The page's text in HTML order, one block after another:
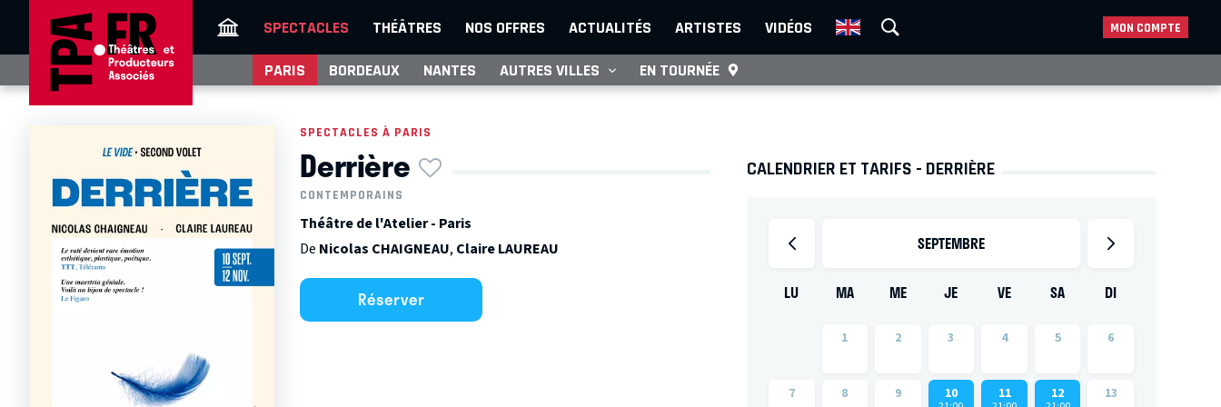
SPECTACLES THÉÂTRES NOS OFFRES ACTUALITÉS ARTISTES VIDÉOS MON COMPTE
PARIS BORDEAUX NANTES AUTRES VILLES EN TOURNÉE
SPECTACLES À PARIS
Derrière
CONTEMPORAINS
Théâtre de l'Atelier - Paris
De Nicolas CHAIGNEAU, Claire LAUREAU
Réserver
CALENDRIER ET TARIFS - DERRIÈRE
SEPTEMBRE
LU MA ME JE VE SA DI
1 2 3 4 5 6
7 8 9 10 11 12 13